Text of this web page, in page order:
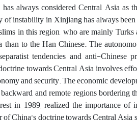
always considered Central Asia
instability in Xinjiang has always
in this region, who are mainly
to the Han Chinese. The
tendencies and anti-Chinese
towards Central Asia involves
and security. The economic
and remote regions bordering
in 1989, realized the importance